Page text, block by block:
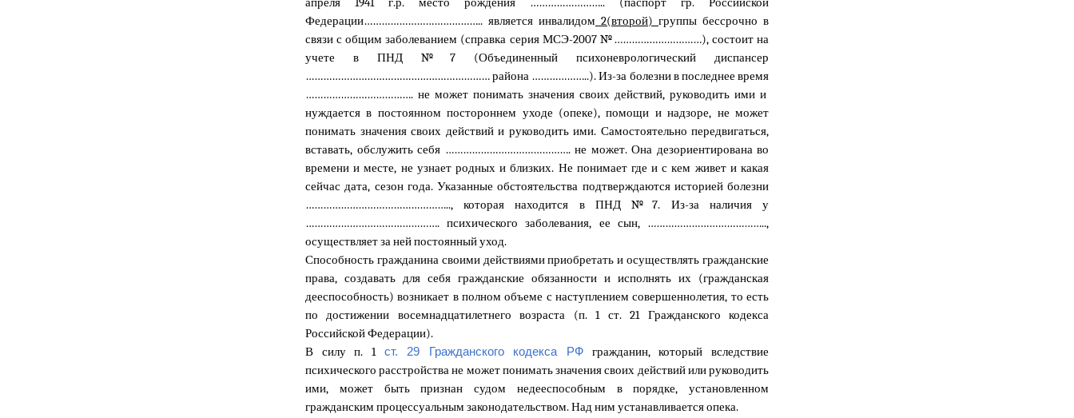
апреля 1941 г.р. место рождения …………………….. (паспорт гр. Российской
Федерации………………………………….. является инвалидом 2(второй) группы бессрочно в
связи с общим заболеванием (справка серия МСЭ-2007 №…………………………), состоит на
учете в ПНД №7 (Объединенный психоневрологический диспансер
……………………………………………………… района ………………..).Из-за болезни в последнее время
………………………………. не может понимать значения своих действий, руководить ими и
нуждается в постоянном постороннем уходе (опеке),помощи и надзоре, не может
понимать значения своих действий и руководить ими. Самостоятельно передвигаться,
вставать, обслужить себя ……………………………………. не может. Она дезориентирована во
времени и месте, не узнает родных и близких. Не понимает где и с кем живет и какая
сейчас дата, сезон года. Указанные обстоятельства подтверждаются историей болезни
………………………………………….., которая находится в ПНД №7. Из-за наличия у
………………………………………. психического заболевания, ее сын, …………………………………..,
осуществляетза ней постоянный уход.
Способность гражданина своими действиями приобретать и осуществлять гражданские
права, создавать для себя гражданские обязанности и исполнять их (гражданская
дееспособность) возникает в полном объеме с наступлением совершеннолетия, то есть
по достижении восемнадцатилетнего возраста (п. 1 ст. 21 Гражданского кодекса
Российской Федерации).
В силу п. 1 ст. 29 Гражданского кодекса РФ гражданин, который вследствие
психического расстройства не может понимать значения своих действий или руководить
ими, может быть признан судом недееспособным в порядке, установленном
гражданским процессуальным законодательством. Над ним устанавливается опека.